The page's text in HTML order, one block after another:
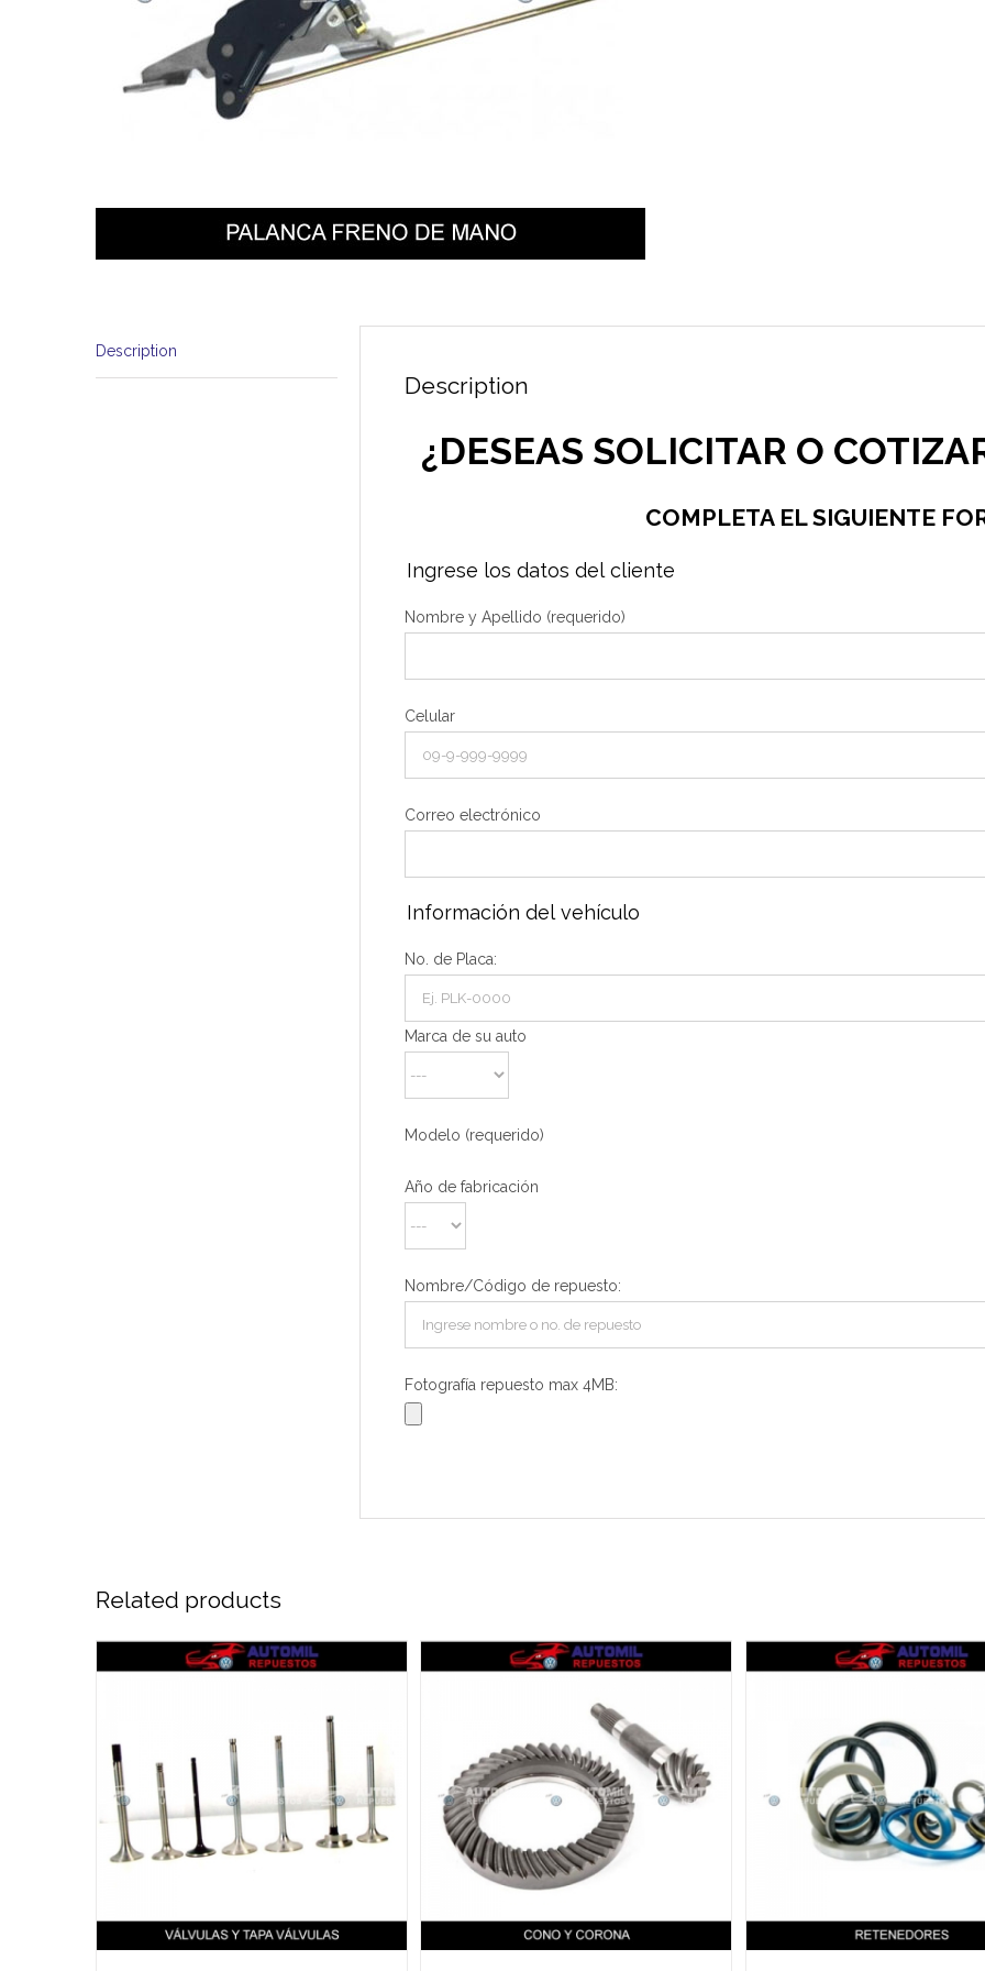
Description
Description
¿DESEAS SOLICITAR O
COMPLETA EL SIGUIENTE
Ingrese los datos del cliente
Nombre y Apellido (requerido)
Celular
Correo electrónico
Información del vehículo
No. de Placa:
Marca de su auto
Modelo (requerido)
Año de fabricación
Nombre/Código de repuesto:
Fotografía repuesto max 4MB:
Related products